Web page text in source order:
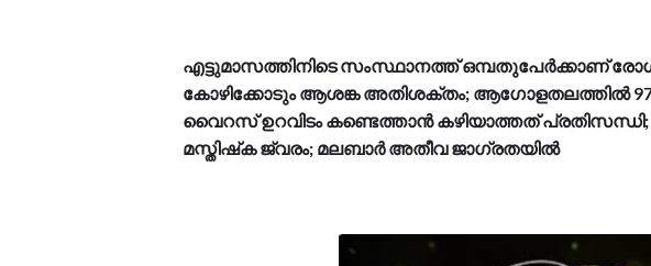
എട്ടുമാസത്തിനിടെ സംസ്ഥാനത്ത് ഒമ്പതുപേര്‍ക്കാണ്
കോഴിക്കോടും ആശങ്ക അതിശക്തം; ആഗോളതലത്തില്‍ 97
വൈറസ് ഉറവിടം കണ്ടെത്താന്‍ കഴിയാത്തത് പ്രതിസന്ധി;
മസ്തിഷ്‌ക ജ്വരം; മലബാര്‍ അതീവ ജാഗ്രതയില്‍